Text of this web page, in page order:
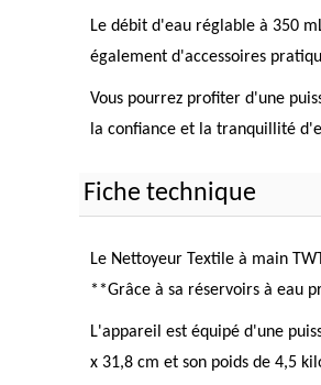
Le débit d'eau réglable à 350
également d'accessoires
Vous pourrez profiter d'une
la confiance et la tranquillité
Fiche technique
Le Nettoyeur Textile à main
**Grâce à sa réservoirs à eau
L'appareil est équipé d'une
x 31,8 cm et son poids de 4,5